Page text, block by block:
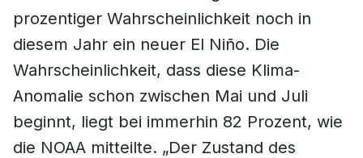
prozentiger Wahrscheinlichkeit noch in
diesem Jahr ein neuer El Niño. Die
Wahrscheinlichkeit, dass diese Klima-
Anomalie schon zwischen Mai und Juli
beginnt, liegt bei immerhin 82 Prozent, wie
die NOAA mitteilte. „Der Zustand des